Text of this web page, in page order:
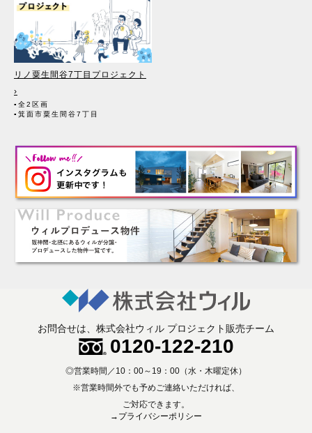
リノ粟生間谷7丁目プロジェクト
›
▪全2区画
▪箕面市粟生間谷7丁目
お問合せは、株式会社ウィル プロジェクト販売チーム
0120-122-210
◎営業時間／10：00～19：00（水・木曜定休）
※営業時間外でも予めご連絡いただければ、
ご対応できます。
→プライバシーポリシー